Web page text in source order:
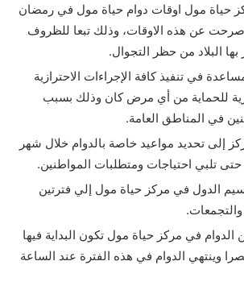
حياة مول اوقات دوام حياة مول في رمضان
قد صرحت عن هذه الاوقات، وذلك تبعا للظروف
بها البلاد من حظر التجوال.
في تنفيذ كافة الإجراءات الاحترازية
للحماية من أي مرض كان وذلك بسبب
في المناطق العامة.
إلى تحديد مواعيد خاصة بالدوام خلال شهر
تلبي احتياجات ومتطلبات المواطنين.
الدول في مركز حياة مول إلي فترتين
والتجمعات.
الدوام في مركز حياة مول تكون البداية فيها
الساعة 3 عصرا وينتهي الدوام في هذه الفترة عند الساعة